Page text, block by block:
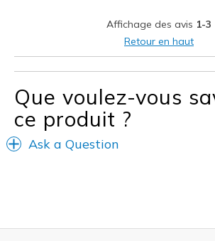
Les meilleures utilisations
Casual Wear
Width
Feels true to width
Sizing
View On Shoes
Affichage des avis 1-3
Retour en haut
Que voulez-vous
ce produit ?
Ask a Question